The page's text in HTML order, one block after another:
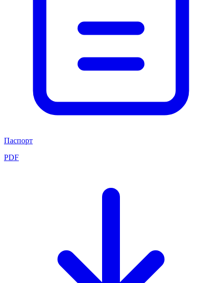
Паспорт
PDF